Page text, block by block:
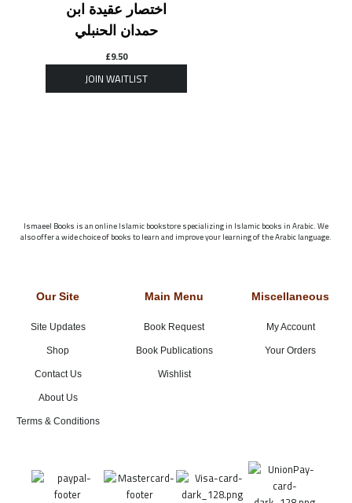
اختصار عقيدة ابن
حمدان الحنبلي
£9.50
Ismaeel Books is an online Islamic bookstore specializing in Islamic books in Arabic. We
also offer a wide choice of books to learn and improve your learning of the Arabic language.
Our Site
Site Updates
Shop
Contact Us
About Us
Terms & Conditions
Main Menu
Book Request
Book Publications
Wishlist
Miscellaneous
My Account
Your Orders